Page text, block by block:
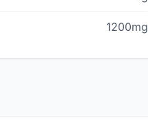
1200mg